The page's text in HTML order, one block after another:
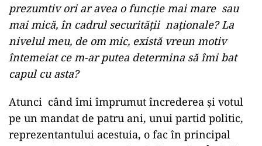
prezumtiv ori ar avea o funcție mai mare sau
mai mică, în cadrul securității naționale? La
nivelul meu, de om mic, există vreun motiv
întemeiat ce m-ar putea determina să îmi bat
capul cu asta?
Atunci când îmi împrumut încrederea și votul
pe un mandat de patru ani, unui partid politic,
reprezentantului acestuia, o fac în principal